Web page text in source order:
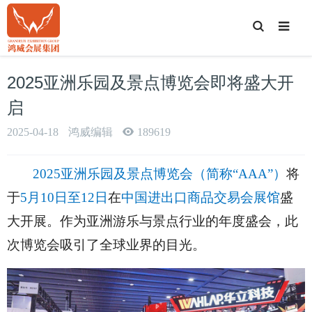
T
o
g
e
S
e
2025亚洲乐园及景点博览会即将盛大开
启
2025-04-18 鸿威编辑 189619
2025亚洲乐园及景点博览会（简称“AAA”） 将
于5月10日至12日在中国进出口商品交易会展馆盛
大开展。作为亚洲游乐与景点行业的年度盛会，此
次博览会吸引了全球业界的目光。